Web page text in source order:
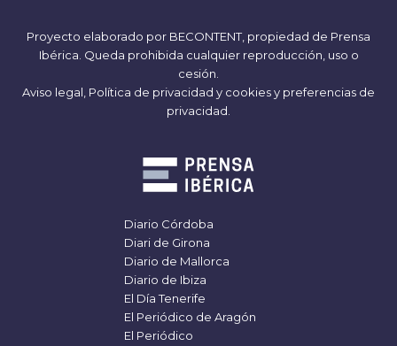
Proyecto elaborado por BECONTENT, propiedad de Prensa
Ibérica. Queda prohibida cualquier reproducción, uso o
cesión.
Aviso legal, Política de privacidad y cookiesy preferencias de
privacidad
Diario Córdoba
Diari de Girona
Diario de Mallorca
Diario de Ibiza
El Día Tenerife
El Periódico de Aragón
El Periódico